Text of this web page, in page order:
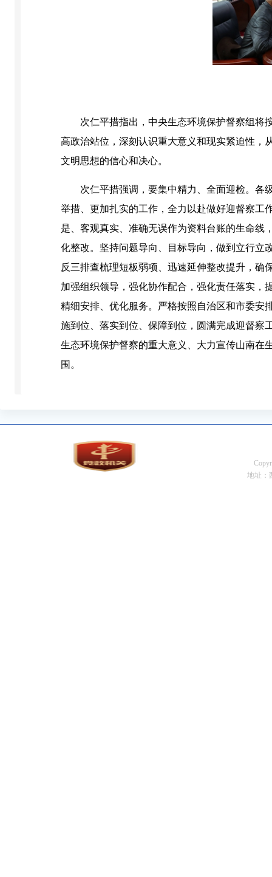
次仁平措指出，中央生态环境保护督察组将
高政治站位，深刻认识重大意义和现实紧迫性，
文明思想的信心和决心。
次仁平措强调，要集中精力、全面迎检。各
举措、更加扎实的工作，全力以赴做好迎督察工
是、客观真实、准确无误作为资料台账的生命线
化整改。坚持问题导向、目标导向，做到立行立
反三排查梳理短板弱项、迅速延伸整改提升，确
加强组织领导，强化协作配合，强化责任落实，
精细安排、优化服务。严格按照自治区和市委安
施到位、落实到位、保障到位，圆满完成迎督察
生态环境保护督察的重大意义、大力宣传山南在
围。
地址：